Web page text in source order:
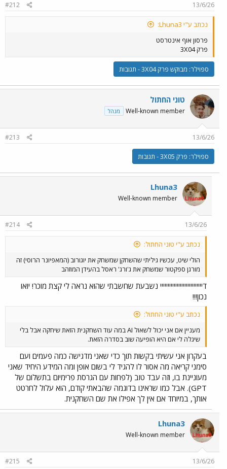
13/6/26
#212
נכתב ע"י Lhuna3:
פרסון אוף אינטרסט
פרק 3X04
ספוילר: מבוקש פרק 3X04 - תגובות
טוני החתול
Well-known member מנהל
13/6/26
#213
ספוילר: פרק 3X05 - תגובות
Lhuna3
Well-known member
13/6/26
#214
נכתב ע"י טוני החתול:
הולי שיט, עכשיו גיליתי שהשחקן שמשחק את יוגורוב (המאפיונר הרוסי) זה
מורגן ספקטור שמשחק את ג'ורג' ראסל בהעידן המוזהב
דיייייייייייייייייייייייייייי נשבעת שחשבתי שהוא נראה לי קצת מוכר! יואו
נכון!!!
נכתב ע"י טוני החתול:
מעניין אם אני יכול לשאול AI במה עוד השחקנית הזאת שיחקה אבל בלי
שיגלה לי אם היא הופיעה שוב בסדרה הזאת.
בעקרון אני עשיתי בקשות תוך כדי שאני מדגישה כמה פעמים ועם
סימני קריאה מה אסור לו להגיד לי בשום אופן ומה המידע היחיד שאני
מעוניינת בו, וזה עבד טוב (לפחות עם הגרסת פרימיום בתשלום של
GPT). אבל כמו שראינו בדוגמה שהבאתי קודם, הוא עלול לחרטט
אותך, במיוחד אם אין לך אפילו את שם השחקנית.
Lhuna3
Well-known member
13/6/26
#215